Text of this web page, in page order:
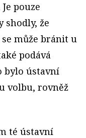
pouze
shodly, že
může bránit u
podává
bylo ústavní
volbu, rovněž
té ústavní